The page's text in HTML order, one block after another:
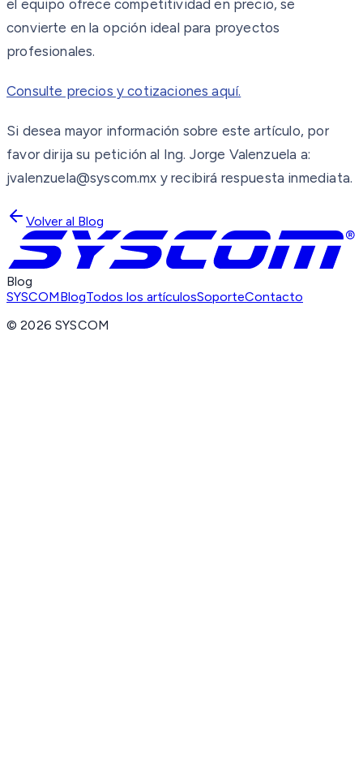
el equipo ofrece competitividad en precio, se
convierte en la opción ideal para proyectos
profesionales.
Consulte precios y cotizaciones aquí.
Si desea mayor información sobre este artículo, por
favor dirija su petición al Ing. Jorge Valenzuela a:
jvalenzuela@syscom.mx y recibirá respuesta inmediata.
Volver al Blog
Blog
SYSCOMBlogTodos los artículosSoporteContacto
©2026 SYSCOM